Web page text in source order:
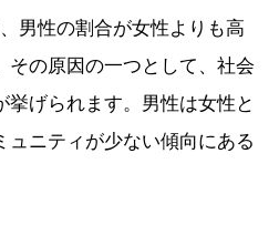
男性の割合が女性よりも高
その原因の一つとして、社会
挙げられます。男性は女性と
ニティが少ない傾向にある